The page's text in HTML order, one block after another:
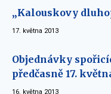
„Kalouskovy
17. května 2013
Objednávky
předčasně 17.
16. května 2013